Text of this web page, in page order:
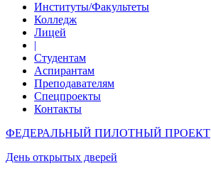
Институты/Факультеты
Колледж
Лицей
|
Студентам
Аспирантам
Преподавателям
Спецпроекты
Контакты
ФЕДЕРАЛЬНЫЙ ПИЛОТНЫЙ ПРОЕКТ
День открытых дверей